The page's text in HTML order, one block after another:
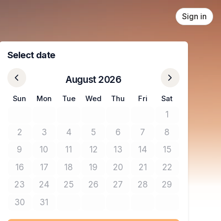
Sign in
Select date
August 2026
Sun Mon Tue Wed Thu Fri Sat
1No tickets
2No tickets available
3No tickets available
4No tickets available
5No tickets available
6No tickets available
7No tickets available
8No tickets
9No tickets available
10No tickets available
11No tickets available
12No tickets available
13No tickets available
14No tickets available
15No tickets
16No tickets available
17No tickets available
18No tickets available
19No tickets available
20No tickets available
21No tickets available
22No tickets
23No tickets available
24No tickets available
25No tickets available
26No tickets available
27No tickets available
28No tickets available
29No tickets
30No tickets available
31No tickets available